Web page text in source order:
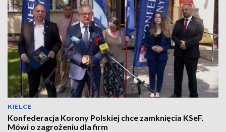
KIELCE
Konfederacja Korony Polskiej chce zamknięcia KSeF.
Mówi o zagrożeniu dla firm